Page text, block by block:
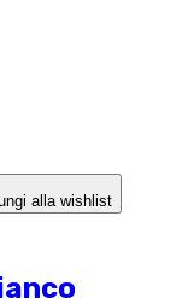
alla wishlist